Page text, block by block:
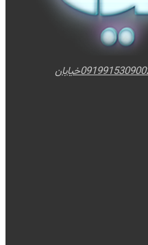
09199153090خیابان